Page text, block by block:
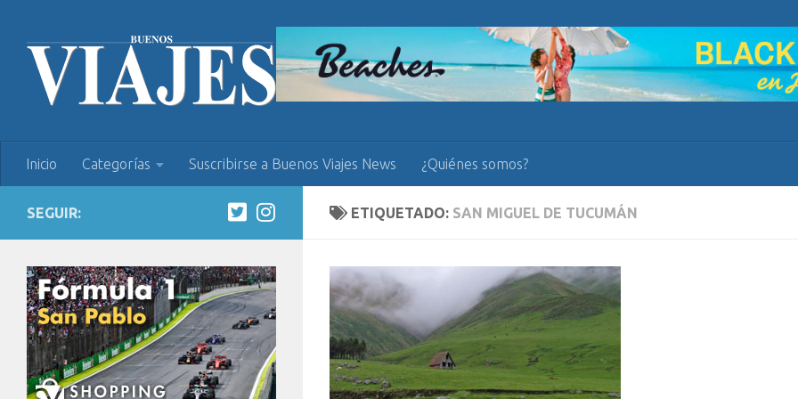
Inicio Categorías Suscribirse a Buenos Viajes News ¿Quiénes somos?
ETIQUETADO: SAN MIGUEL DE TUCUMÁN
SEGUIR: